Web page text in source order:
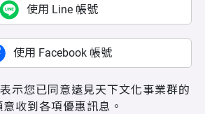
使用 Line 帳號
使用 Facebook 帳號
示您已同意遠見天下文化事業群的
意收到各項優惠訊息。